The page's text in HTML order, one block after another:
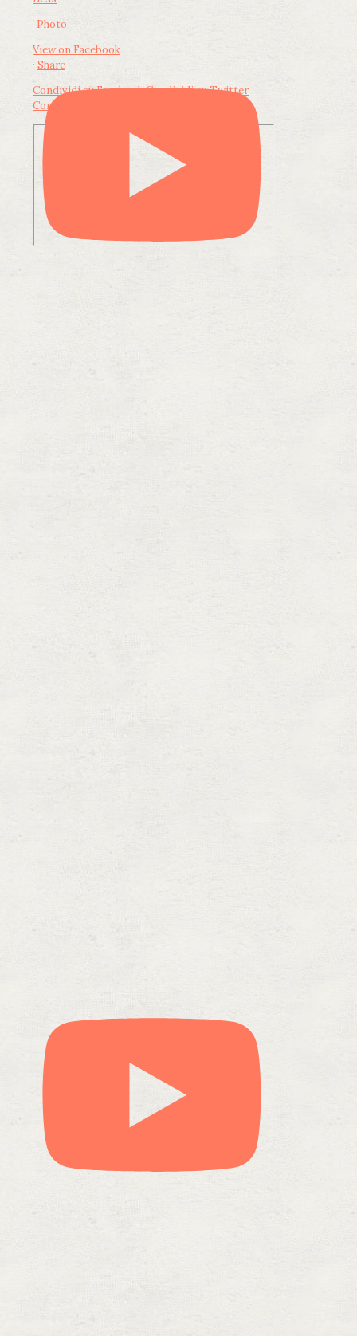
Photo
View on Facebook
· Share
Condividi su FacebookCondividi su Twitter
Condividi su LinkedIn